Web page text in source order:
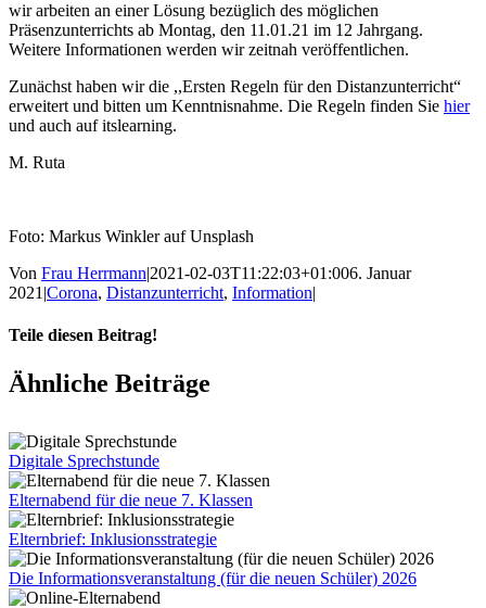
wir arbeiten an einer Lösung bezüglich des möglichen
Präsenzunterrichts ab Montag, den 11.01.21 im 12 Jahrgang.
Weitere Informationen werden wir zeitnah veröffentlichen.
Zunächst haben wir die ,,Ersten Regeln für den Distanzunterricht“
erweitert und bitten um Kenntnisnahme. Die Regeln finden Sie hier
und auch auf itslearning.
M. Ruta
Foto: Markus Winkler auf Unsplash
Von Frau Herrmann|2021-02-03T11:22:03+01:006. Januar
2021 |Corona, Distanzunterricht, Information|
Teile diesen Beitrag!
Facebook
X
Tumblr
Pinterest
E-
Mail
Ähnliche Beiträge
Digitale Sprechstunde
Elternabend für die neue 7. Klassen
Elternbrief: Inklusionsstrategie
Die Informationsveranstaltung (für die neuen Schüler) 2026